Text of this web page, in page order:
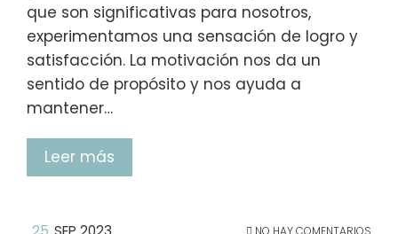
que son significativas para nosotros,
experimentamos una sensación de logro y
satisfacción. La motivación nos da un
sentido de propósito y nos ayuda a
mantener…
Leer más
NO HAY COMENTARIOS